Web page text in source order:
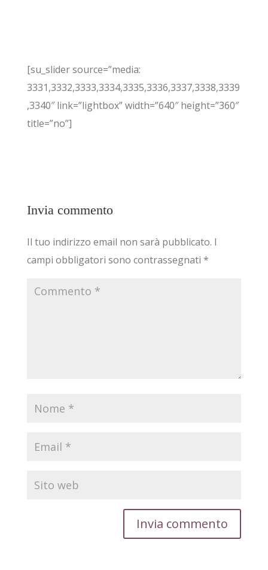
[su_slider source=”media:
3331,3332,3333,3334,3335,3336,3337,3338,3339
,3340″ link=”lightbox” width=”640″ height=”360″
title=”no”]
Invia commento
Il tuo indirizzo email non sarà pubblicato. I
campi obbligatori sono contrassegnati *